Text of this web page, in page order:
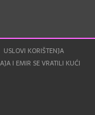
USLOVI KORIŠTENJA
I EMIR SE VRATILI KUĆI